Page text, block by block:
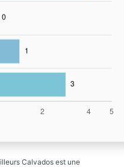
Calvados est une